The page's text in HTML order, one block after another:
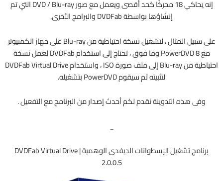
إنه يحاكي 18 محركًا كحد أقصى ويعمل مع صور DVD / Blu-ray التي تم
إنشاؤها بواسطة DVDFab والبرامج الأخرى.
على سبيل المثال ، لتشغيل نسخة احتياطية من Blu-ray على جهاز الكمبيوتر
مع PowerDVD 8 وما فوق ، تحتاج إلى استخدام DVDFab لعمل نسخة
احتياطية من Blu-ray إلى ملف صورة ISO ، واستخدام DVDFab Virtual Drive
لتثبيته ثم سيقوم PowerDVD بتشغيله.
وفى هذه التدوينة نقدم لكم أحدث إصدار من البرنامج مع التفعيل .
_
برنامج تشغيل الإسطوانات الديفدى الوهمية | DVDFab Virtual Drive
2.0.0.5